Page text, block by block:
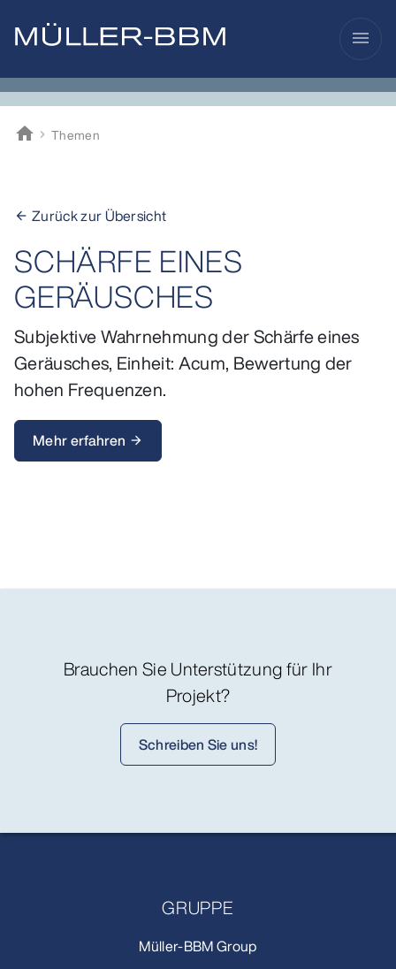
menu
home
Müller-BBM
Themen
arrow_back Zurück zur Übersicht
SCHÄRFE EINES
GERÄUSCHES
Subjektive Wahrnehmung der Schärfe eines
Geräusches, Einheit: Acum, Bewertung der
hohen Frequenzen.
Mehr erfahren arrow_forward
Brauchen Sie Unterstützung für Ihr
Projekt?
Schreiben Sie uns!
GRUPPE
Müller-BBM Group